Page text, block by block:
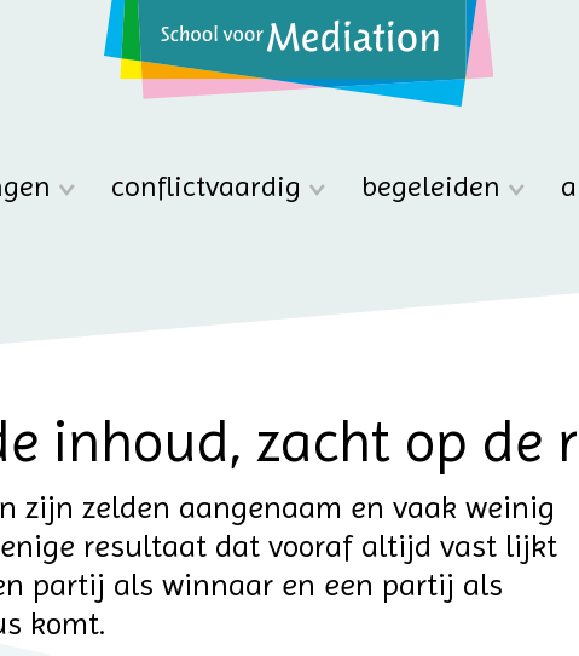
conflictvaardig begeleiden
inhoud, zacht op de
zijn zelden aangenaam en vaak weinig
resultaat dat vooraf altijd vast lijkt
partij als winnaar en een partij als
komt.